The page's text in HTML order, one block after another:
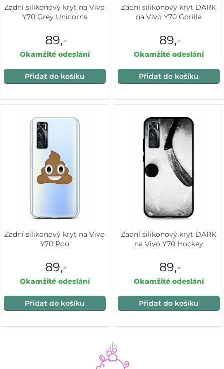
Zadní silikonový kryt na Vivo
Y70 Grey Unicorns
89,-
Okamžité odeslání
Přidat do košíku
Zadní silikonový kryt DARK
na Vivo Y70 Gorilla
89,-
Okamžité odeslání
Přidat do košíku
Zadní silikonový kryt na Vivo
Y70 Poo
89,-
Okamžité odeslání
Přidat do košíku
Zadní silikonový kryt DARK
na Vivo Y70 Hockey
89,-
Okamžité odeslání
Přidat do košíku